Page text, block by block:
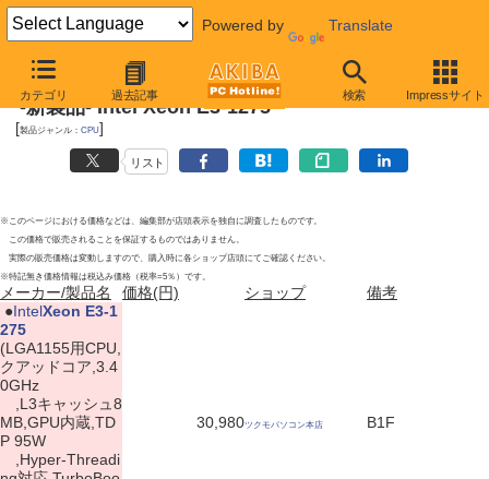
Powered by Translate
カテゴリ 過去記事 検索 Impressサイト
2011年4月23日号
-新製品- Intel Xeon E3-1275
[製品ジャンル： CPU]
リスト
※このページにおける価格などは、編集部が店頭表示を独自に調査したものです。
この価格で販売されることを保証するものではありません。
実際の販売価格は変動しますので、購入時に各ショップ店頭にてご確認ください。
※特記無き価格情報は税込み価格（税率=5％）です。
メーカー/製品名 価格(円) ショップ
備考
●IntelXeon E3-1
275
(LGA1155用CPU,
クアッドコア,3.4
0GHz
,L3キャッシュ8
MB,GPU内蔵,TD
P 95W
,Hyper-Threadi
30,980ツクモパソコン本店 B1F